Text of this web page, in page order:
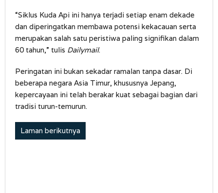
“Siklus Kuda Api ini hanya terjadi setiap enam dekade
dan diperingatkan membawa potensi kekacauan serta
merupakan salah satu peristiwa paling signifikan dalam
60 tahun,” tulis Dailymail.
Peringatan ini bukan sekadar ramalan tanpa dasar. Di
beberapa negara Asia Timur, khususnya Jepang,
kepercayaan ini telah berakar kuat sebagai bagian dari
tradisi turun-temurun.
Laman berikutnya